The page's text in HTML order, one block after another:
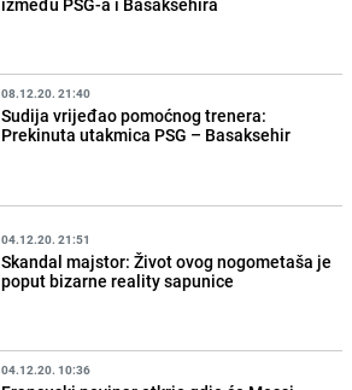
08.12.20. 21:40
Sudija vrijeđao pomoćnog trenera:
Prekinuta utakmica PSG – Basaksehir
04.12.20. 21:51
Skandal majstor: Život ovog nogometaša je
poput bizarne reality sapunice
04.12.20. 10:36